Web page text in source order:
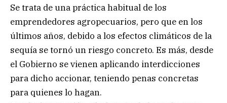
Se trata de una práctica habitual de los
emprendedores agropecuarios, pero que en los
últimos años, debido a los efectos climáticos de la
sequía se tornó un riesgo concreto. Es más, desde
el Gobierno se vienen aplicando interdicciones
para dicho accionar, teniendo penas concretas
para quienes lo hagan.